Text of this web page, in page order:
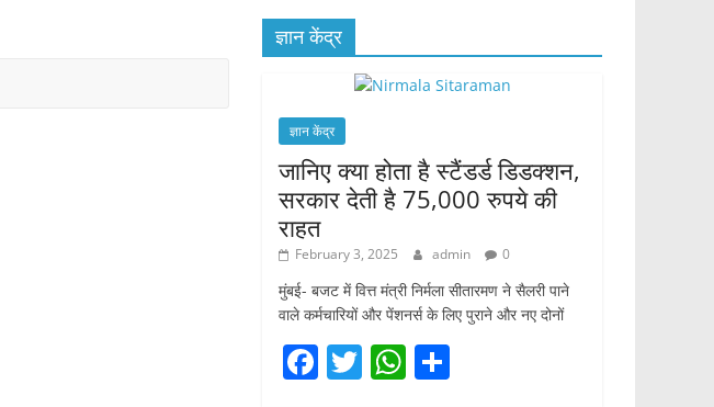
ज्ञान केंद्र
ज्ञान केंद्र
जानिए क्या होता है स्टैंडर्ड डिडक्शन,
सरकार देती है 75,000 रुपये की
राहत
February 3, 2025 admin 0
मुंबई- बजट में वित्त मंत्री निर्मला सीतारमण ने सैलरी पाने
वाले कर्मचारियों और पेंशनर्स के लिए पुराने और नए दोनों
F T W